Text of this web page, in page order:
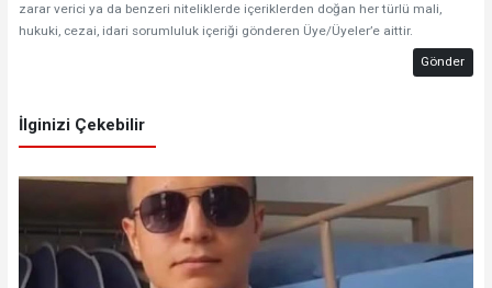
zarar verici ya da benzeri niteliklerde içeriklerden doğan her türlü mali,
hukuki, cezai, idari sorumluluk içeriği gönderen Üye/Üyeler’e aittir.
Gönder
İlginizi Çekebilir